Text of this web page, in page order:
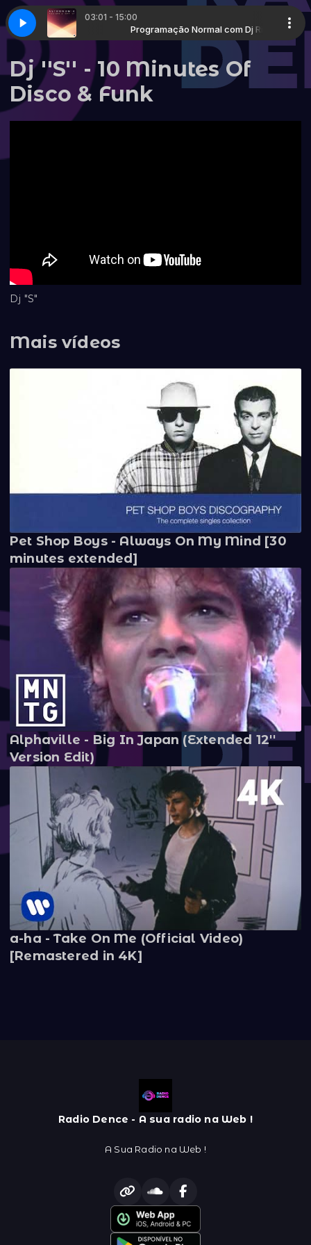
03:01 - 15:00
com Dj Ric Programação Normal com Dj Ric
Tony Igy - Astronomia
Dj ''S'' - 10 Minutes Of
Disco & Funk
Mais vídeos
Pet Shop Boys - Always On My Mind [30
minutes extended]
Alphaville - Big In Japan (Extended 12''
Version Edit)
a-ha - Take On Me (Official Video)
[Remastered in 4K]
Dj "S"
Radio Dence - A sua radio na Web !
A Sua Radio na Web !